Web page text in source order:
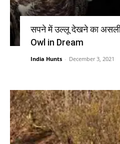
सपने में उल्लू देखने का असली
Owl in Dream
India Hunts - December 3, 2021